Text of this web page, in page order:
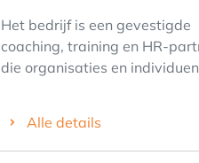
Het bedrijf is een gevestigde
coaching, training en HR-
die organisaties en individuen
professionele ontwikkeling en
organisatieontwikkeling. Doorheen
Alle details